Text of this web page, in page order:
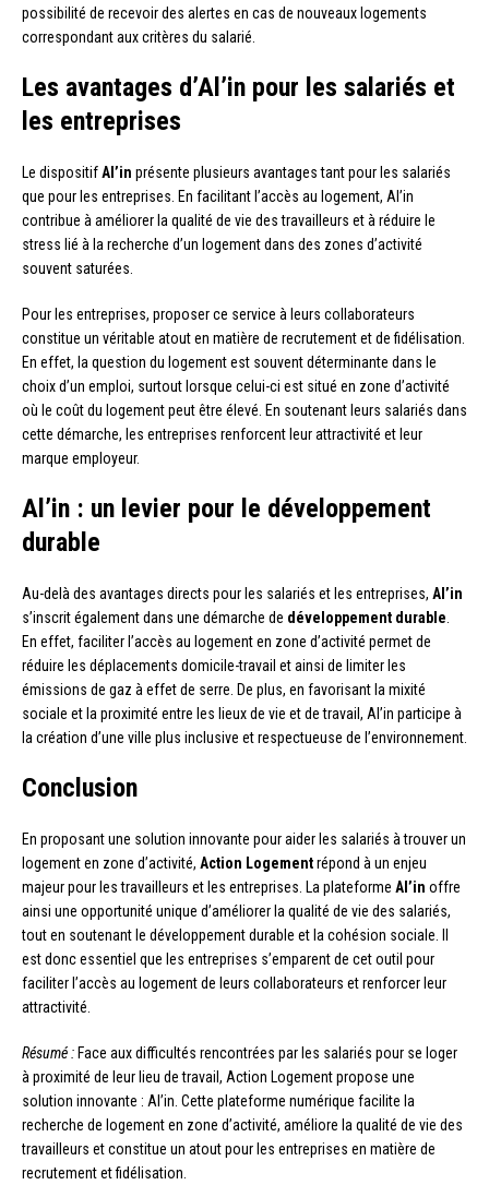
possibilité de recevoir des alertes en cas de nouveaux logements
correspondant aux critères du salarié.
Les avantages d’Al’in pour les salariés et
les entreprises
Le dispositifAl’in présente plusieurs avantages tant pour les salariés
que pour les entreprises. En facilitant l’accès au logement, Al’in
contribue à améliorer la qualité de vie des travailleurs et à réduire le
stress lié à la recherche d’un logement dans des zones d’activité
souvent saturées.
Pour les entreprises, proposer ce service à leurs collaborateurs
constitue un véritable atout en matière de recrutement et de fidélisation.
En effet, la question du logement est souvent déterminante dans le
choix d’un emploi, surtout lorsque celui-ci est situé en zone d’activité
où le coût du logement peut être élevé. En soutenant leurs salariés dans
cette démarche, les entreprises renforcent leur attractivité et leur
marque employeur.
Al’in : un levier pour le développement
durable
Au-delà des avantages directs pour les salariés et les entreprises, Al’in
s’inscrit également dans une démarche de développement durable.
En effet, faciliter l’accès au logement en zone d’activité permet de
réduire les déplacements domicile-travail et ainsi de limiter les
émissions de gaz à effet de serre. De plus, en favorisant la mixité
sociale et la proximité entre les lieux de vie et de travail, Al’in participe à
la création d’une ville plus inclusive et respectueuse de l’environnement.
Conclusion
En proposant une solution innovante pour aider les salariés à trouver un
logement en zone d’activité, Action Logementrépond à un enjeu
majeur pour les travailleurs et les entreprises. La plateforme Al’in offre
ainsi une opportunité unique d’améliorer la qualité de vie des salariés,
tout en soutenant le développement durable et la cohésion sociale. Il
est donc essentiel que les entreprises s’emparent de cet outil pour
faciliter l’accès au logement de leurs collaborateurs et renforcer leur
attractivité.
Résumé : Face aux difficultés rencontrées par les salariés pour se loger
à proximité de leur lieu de travail, Action Logement propose une
solution innovante : Al’in. Cette plateforme numérique facilite la
recherche de logement en zone d’activité, améliore la qualité de vie des
travailleurs et constitue un atout pour les entreprises en matière de
recrutement et fidélisation.